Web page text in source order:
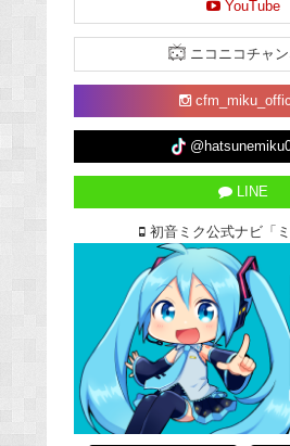
YouTube
ニコニコチャ
LINE
初音ミク公式ナビ「ミ